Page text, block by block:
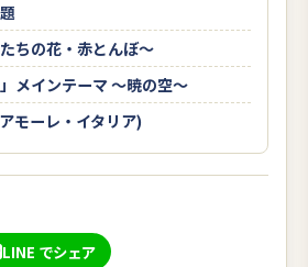
ちの花・赤とんぼ〜
メインテーマ 〜暁の空〜
ーレ・イタリア)
LINE でシェア